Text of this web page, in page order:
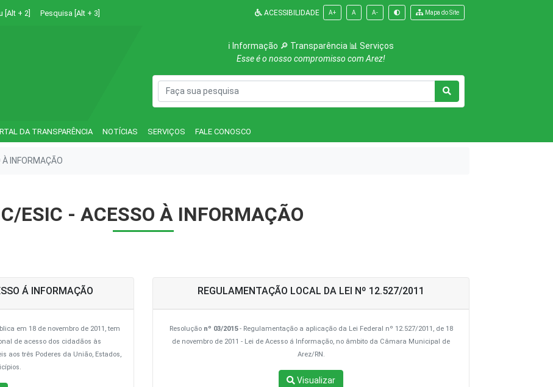
[Alt + 2] Pesquisa [Alt + 3] ACESSIBILIDADE A+ A A- Mapa do Site
ℹ️ Informação 🔎 Transparência 📊 Serviços
Esse é o nosso compromisso com Arez!
DA TRANSPARÊNCIA NOTÍCIAS SERVIÇOS FALE CONOSCO
INFORMAÇÃO
ESIC - ACESSO À INFORMAÇÃO
Á INFORMAÇÃO
em 18 de novembro de 2011, tem
de acesso dos cidadãos às
aos três Poderes da União, Estados,
REGULAMENTAÇÃO LOCAL DA LEI Nº 12.527/2011
Resolução nº 03/2015- Regulamentação a aplicação da Lei Federal nº 12.527/2011, de 18
de novembro de 2011 - Lei de Acesso á Informação, no âmbito da Câmara Municipal de
Arez/RN.
Visualizar